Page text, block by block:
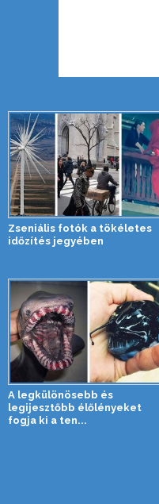
Zseniális fotók a tökéletes
időzítés jegyében
A legkülönösebb és
legijesztőbb élőlényeket
fogja ki a ten...